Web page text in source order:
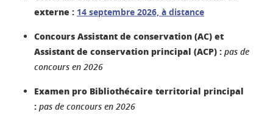
externe : 14 septembre 2026, à distance
Concours Assistant de conservation (AC) et
Assistant de conservation principal (ACP) : pas de
concours en 2026
Examen pro Bibliothécaire territorial principal
: pas de concours en 2026